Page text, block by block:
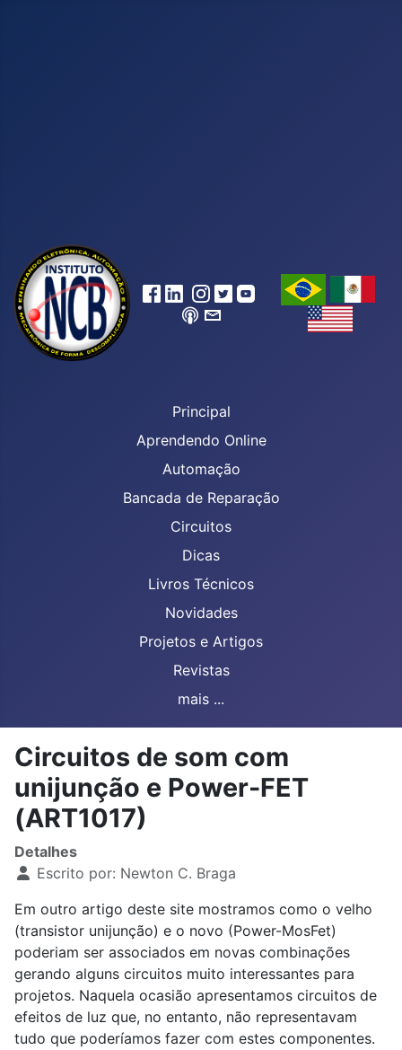
Principal
Aprendendo Online
Automação
Bancada de Reparação
Circuitos
Dicas
Livros Técnicos
Novidades
Projetos e Artigos
Revistas
mais ...
Circuitos de som com
unijunção e Power-FET
(ART1017)
Detalhes
Escrito por: Newton C. Braga
Em outro artigo deste site mostramos como o velho
(transistor unijunção) e o novo (Power-MosFet)
poderiam ser associados em novas combinações
gerando alguns circuitos muito interessantes para
projetos. Naquela ocasião apresentamos circuitos de
efeitos de luz que, no entanto, não representavam
tudo que poderíamos fazer com estes componentes.